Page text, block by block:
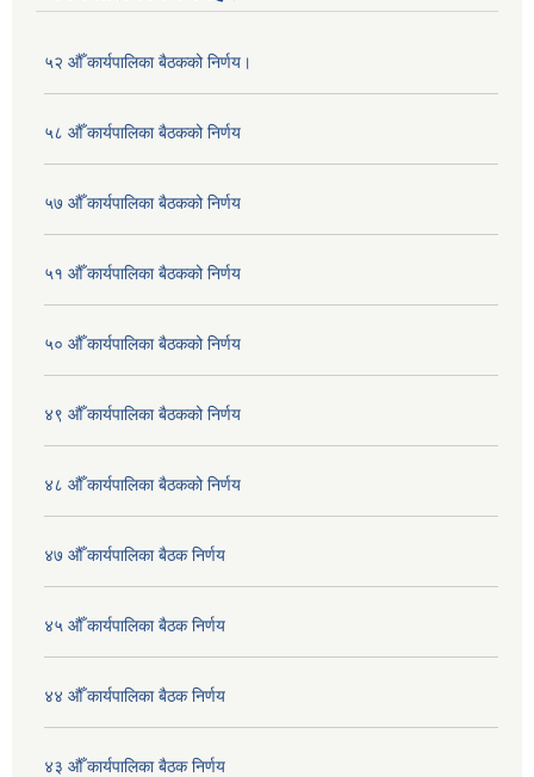
५२ औँ कार्यपालिका बैठकको निर्णय।
५८ औँ कार्यपालिका बैठकको निर्णय
५७ औँ कार्यपालिका बैठकको निर्णय
५१ औँ कार्यपालिका बैठकको निर्णय
५० औँ कार्यपालिका बैठकको निर्णय
४९ औँ कार्यपालिका बैठकको निर्णय
४८ औँ कार्यपालिका बैठकको निर्णय
४७ औँ कार्यपालिका बैठक निर्णय
४५ औँ कार्यपालिका बैठक निर्णय
४४ औँ कार्यपालिका बैठक निर्णय
४३ औँ कार्यपालिका बैठक निर्णय